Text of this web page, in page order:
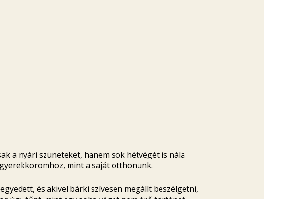
a nyári szüneteket, hanem sok hétvégét is nála
mint a saját otthonunk.
és akivel bárki szívesen megállt beszélgetni,